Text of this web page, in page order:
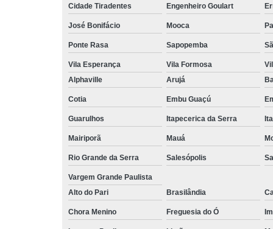
Cidade Tiradentes Engenheiro Goulart
José Bonifácio Mooca
Ponte Rasa Sapopemba
Vila Esperança Vila Formosa
Alphaville
Arujá
Cotia Embu Guaçú
Guarulhos Itapecerica da Serra
Mairiporã Mauá
Rio Grande da Serra Salesópolis
Vargem Grande Paulista
Alto do Pari
Brasilândia
Chora Menino Freguesia do Ó